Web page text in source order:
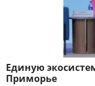
Единую
Приморье